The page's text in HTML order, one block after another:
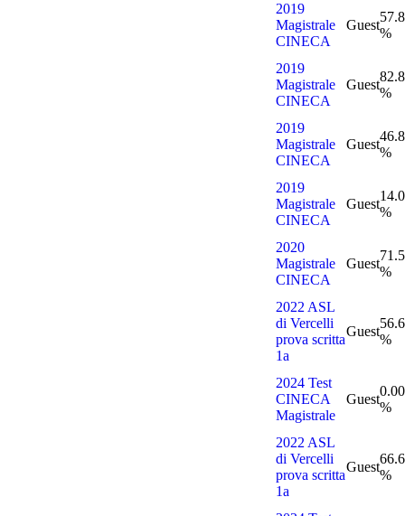
2019
Magistrale
CINECA
Guest
%
2019
Magistrale
CINECA
Guest
%
2019
Magistrale
CINECA
Guest
%
2019
Magistrale
CINECA
Guest
%
2020
Magistrale
CINECA
Guest
%
2022 ASL
di Vercelli
prova scritta
1a
Guest
%
2024 Test
CINECA
Magistrale
Guest
0.00
%
2022 ASL
di Vercelli
prova scritta
1a
Guest
%